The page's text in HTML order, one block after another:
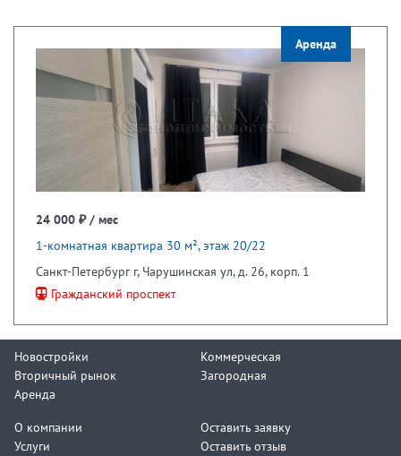
Аренда
24 000 ₽ / мес
1-комнатная квартира 30 м², этаж 20/22
Санкт-Петербург г, Чарушинская ул, д. 26, корп. 1
Гражданский проспект
Новостройки
Вторичный рынок
Аренда
Коммерческая
Загородная
О компании
Услуги
Оставить заявку
Оставить отзыв